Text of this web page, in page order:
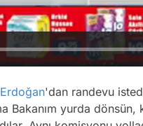
'dan randevu
Bakanım yurda